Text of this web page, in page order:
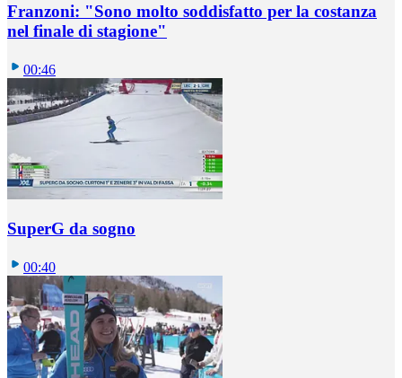
Franzoni: "Sono molto soddisfatto per la costanza
nel finale di stagione"
00:46
SuperG da sogno
00:40